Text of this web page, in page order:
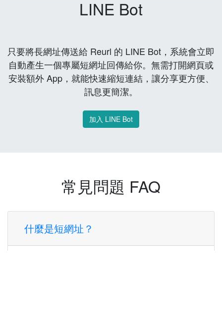
LINE Bot
只要將長網址傳送給 Reurl 的 LINE Bot，系統會立即
自動產生一個專屬短網址回傳給你。無需打開網頁或
安裝額外 App，就能快速縮短連結，讓分享更方便、
訊息更簡潔。
加入 LINE Bot
常見問題 FAQ
什麼是短網址？